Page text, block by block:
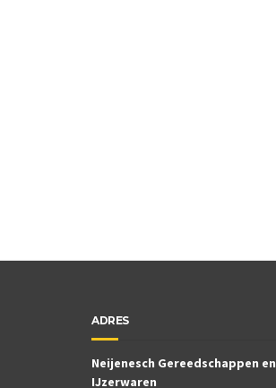
ADRES
Neijenesch Gereedschappen en
IJzerwaren